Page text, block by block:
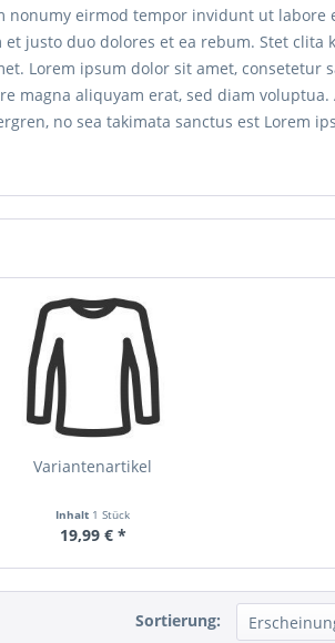
nonumy eirmod tempor invidunt ut labore
justo duo dolores et ea rebum. Stet clita
Lorem ipsum dolor sit amet, consetetur
aliquyam erat, sed diam voluptua.
no sea takimata sanctus est Lorem
Variantenartikel
Inhalt 1 Stück
19,99 € *
Sortierung: